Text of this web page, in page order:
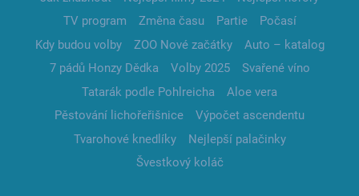
TV program
Změna času Partie
Počasí
Kdy budou volby
ZOO Nové začátky
Auto – katalog
7 pádů Honzy Dědka
Volby 2025
Svařené víno
Tatarák podle Pohlreicha
Aloe vera
Pěstování lichořeřišnice
Výpočet ascendentu
Tvarohové knedlíky
Nejlepší palačinky
Švestkový koláč